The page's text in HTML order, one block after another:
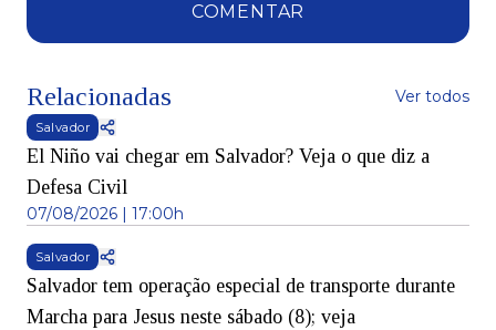
COMENTAR
Relacionadas Ver todos
Salvador
El Niño vai chegar em Salvador? Veja o que diz a
Defesa Civil
07/08/2026 | 17:00h
Salvador
Salvador tem operação especial de transporte durante
Marcha para Jesus neste sábado (8); veja